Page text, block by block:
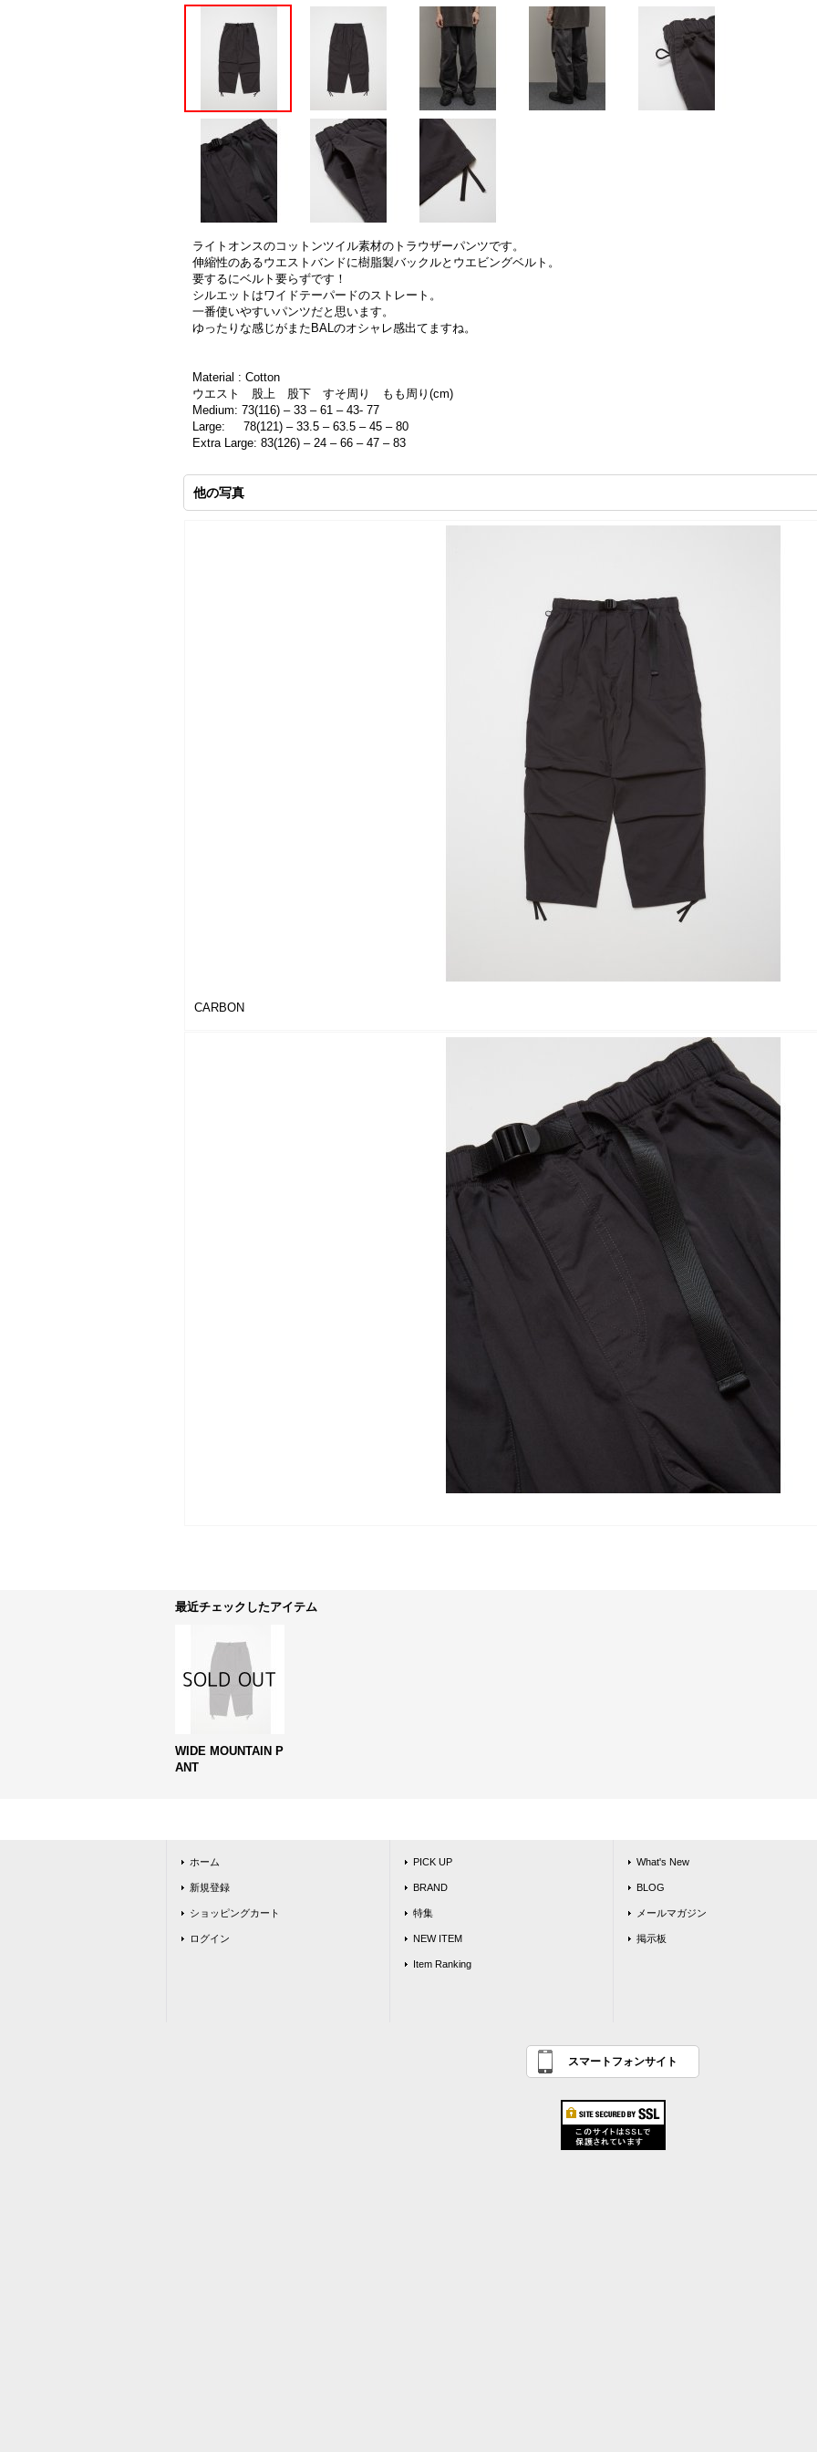
ライトオンスのコットンツイル素材のトラウザーパンツです。
伸縮性のあるウエストバンドに樹脂製バックルとウエビングベルト。
要するにベルト要らずです！
シルエットはワイドテーパードのストレート。
一番使いやすいパンツだと思います。
ゆったりな感じがまたBALのオシャレ感出てますね。
Material : Cotton
ウエスト 股上 股下 すそ周り もも周り(cm)
Medium: 73(116) – 33 – 61 – 43- 77
Large:
78(121) – 33.5 – 63.5 – 45 – 80
Extra Large: 83(126) – 24 – 66 – 47 – 83
他の写真
CARBON
最近チェックしたアイテム
WIDE MOUNTAIN P
ANT
ホーム
新規登録
ショッピングカート
ログイン
PICK UP
BRAND
特集
NEW ITEM
Item Ranking
What's New
BLOG
メールマガジン
掲示板
スマートフォンサイト